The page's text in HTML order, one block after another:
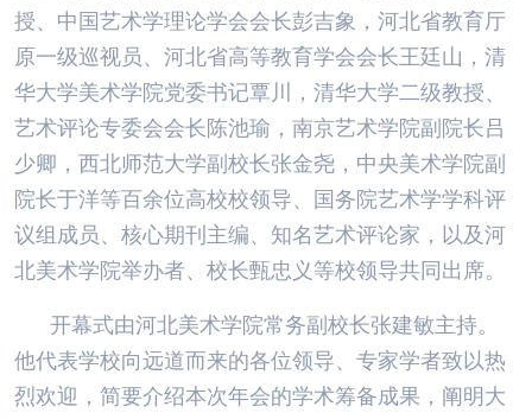
授、中国艺术学理论学会会长彭吉象，河北省教育厅
原一级巡视员、河北省高等教育学会会长王廷山，清
华大学美术学院党委书记覃川，清华大学二级教授、
艺术评论专委会会长陈池瑜，南京艺术学院副院长吕
少卿，西北师范大学副校长张金尧，中央美术学院副
院长于洋等百余位高校校领导、国务院艺术学学科评
议组成员、核心期刊主编、知名艺术评论家，以及河
北美术学院举办者、校长甄忠义等校领导共同出席。
开幕式由河北美术学院常务副校长张建敏主持。
他代表学校向远道而来的各位领导、专家学者致以热
烈欢迎，简要介绍本次年会的学术筹备成果，阐明大